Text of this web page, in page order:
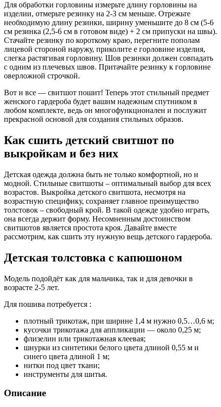
Для обработки горловины измерьте длину горловины на
изделии, отмерьте резинку на 2-3 см меньше. Отрежьте
необходимую длину резинки, ширину уменьшите до 8 см (5-6
см резинка (2,5-6 см в готовом виде) + 2 см припуски на швы).
Стачайте резинку по короткому краю, перегните пополам
лицевой стороной наружу, приколите е горловине изделия,
слегка растягивая горловину. Шов резинки должен совпадать
с одним из плечевых швов. Притачайте резинку к горловине
оверложной строчкой.
Вот и все — свитшот пошит! Теперь этот стильный предмет
женского гардероба будет вашим надежным спутником в
любом комплекте, ведь он многофункционален и послужит
прекрасной основой для создания стильных образов.
Как сшить детский свитшот по
выкройкам и без них
Детская одежда должна быть не только комфортной, но и
модной. Стильные свитшоты – оптимальный выбор для всех
возрастов. Выкройка детского свитшота, несмотря на
возрастную специфику, сохраняет главное преимущество
толстовок – свободный крой. В такой одежде удобно играть,
она всегда держит форму. Несомненным достоинством
свитшотов является простота кроя. Давайте вместе
рассмотрим, как сшить эту нужную вещь детского гардероба.
Детская толстовка с капюшоном
Модель подойдёт как для мальчика, так и для девочки в
возрасте 2-5 лет.
Для пошива потребуется :
плотный трикотаж, при ширине 1,4 м нужно 0,5…0,6 м;
кусочки трикотажа для аппликации — около 0,25 м;
флизелин или трикотажная клеевая;
шнурки из синтетики белого цвета длиной 0,55 м и
синего цвета длиной 1 м;
нитки под цвет ткани;
инструменты для шитья.
Описание